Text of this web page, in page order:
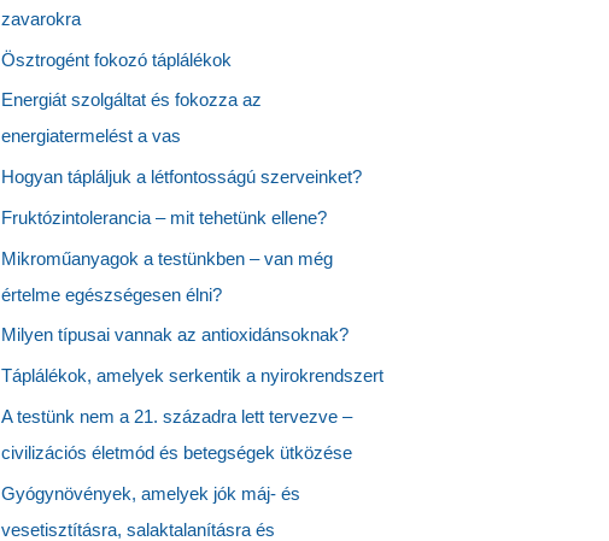
zavarokra
Ösztrogént fokozó táplálékok
Energiát szolgáltat és fokozza az
energiatermelést a vas
Hogyan tápláljuk a létfontosságú szerveinket?
Fruktózintolerancia – mit tehetünk ellene?
Mikroműanyagok a testünkben – van még
értelme egészségesen élni?
Milyen típusai vannak az antioxidánsoknak?
Táplálékok, amelyek serkentik a nyirokrendszert
A testünk nem a 21. századra lett tervezve –
civilizációs életmód és betegségek ütközése
Gyógynövények, amelyek jók máj- és
vesetisztításra, salaktalanításra és